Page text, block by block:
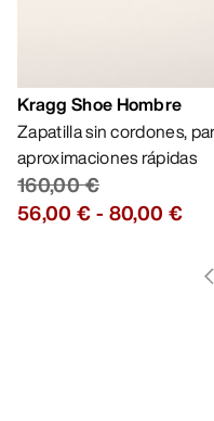
Kragg Shoe Hombre
Zapatilla sin cordones,
aproximaciones rápidas
160,00 €
56,00 €- 80,00 €